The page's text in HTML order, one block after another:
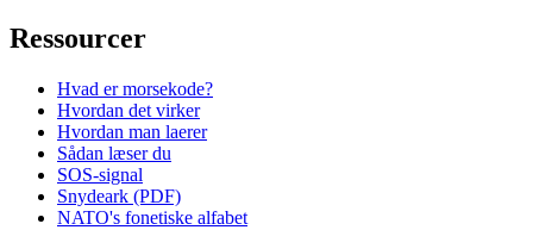
Ressourcer
Hvad er morsekode?
Hvordan det virker
Hvordan man laerer
Sådan læser du
SOS-signal
Snydeark (PDF)
NATO's fonetiske alfabet